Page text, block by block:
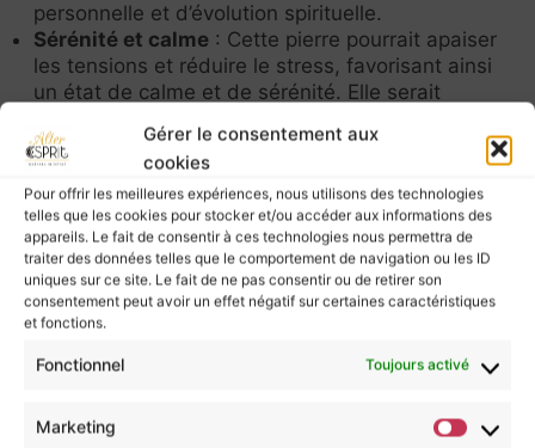
Gérer le consentement aux
cookies
Pour offrir les meilleures expériences, nous utilisons des technologies
telles que les cookies pour stocker et/ou accéder aux informations des
appareils. Le fait de consentir à ces technologies nous permettra de
traiter des données telles que le comportement de navigation ou les ID
uniques sur ce site. Le fait de ne pas consentir ou de retirer son
consentement peut avoir un effet négatif sur certaines caractéristiques
et fonctions.
Fonctionnel Toujours activé
Marketing
personnelle et d’évolution spirituelle.
Sérénité et calme : Cette pierre pourrait apaiser
les tensions et réduire le stress, favorisant ainsi
un état de calme et de sérénité. Elle serait
Confiance et sagesse intérieure: Elle
encouragerait la confiance en soi et la prise de
décisions intuitives guidées par la sagesse
intérieure.
Chakra : Troisième oeil • Couronne
Purification :
ou parfumigation (encens
naturel, palo santo, …)
Rechargement :
– Vous pouvez également
déposer votre charoïte sur la terre pour lui